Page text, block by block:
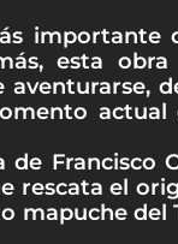
esta
actual
Francisco
rescata el
mapuche